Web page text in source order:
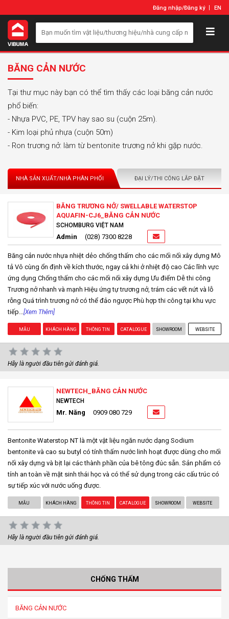
Đăng nhập/Đăng ký EN
BĂNG CẢN NƯỚC
Tại thư mục này bạn có thể tìm thấy các loại băng cản nước
phổ biến:
- Nhựa PVC, PE, TPV hay sao su (cuộn 25m).
- Kim loại phủ nhựa (cuộn 50m)
- Ron trương nở: làm từ bentonite trương nở khi gặp nước.
NHÀ SẢN XUẤT/NHÀ PHÂN PHỐI ĐẠI LÝ/THI CÔNG LẮP ĐẶT
BĂNG TRƯƠNG NỞ/ SWELLABLE WATERSTOP
AQUAFIN-CJ6_BĂNG CẢN NƯỚC
SCHOMBURG VIỆT NAM
Admin (028) 7300 8228
Băng cản nước nhựa nhiệt dẻo chống thấm cho các mối nối xây dựng Mô
tả Vô cùng ổn định về kích thước, ngay cả khi ở nhiệt độ cao Các lĩnh vực
ứng dụng Chống thấm cho các mối nối xây dựng Ưu điểm Dễ thi công
Trương nở nhanh và mạnh Hiệu ứng tự trương nở, trám các vết nứt và lỗ
rỗng Quá trình trương nở có thể đảo ngược Phù hợp thi công tại khu vực
tiếp... [Xem Thêm]
MẪU KHÁCH HÀNG THÔNG TIN CATALOGUE SHOWROOM WEBSITE
Hãy là người đầu tiên gửi đánh giá.
NEWTECH_BĂNG CẢN NƯỚC
NEWTECH
Mr. Năng 0909 080 729
Bentonite Waterstop NT là một vật liệu ngăn nước dạng Sodium
bentonite và cao su butyl có tính thấm nước linh hoạt được dùng cho mối
nối xây dựng và bịt lại các thành phần của bê tông đúc sẵn. Sản phẩm có
tính an toàn về mặt sinh thái học và có thể sử dụng trong các cấu trúc có
sự tiếp xúc với nước uống được.
MẪU KHÁCH HÀNG THÔNG TIN CATALOGUE SHOWROOM WEBSITE
Hãy là người đầu tiên gửi đánh giá.
CHỐNG THẤM
BĂNG CẢN NƯỚC